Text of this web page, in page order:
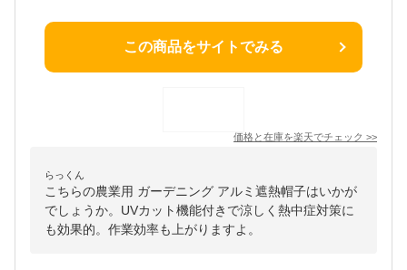
この商品をサイトでみる
価格と在庫を楽天でチェック >>
らっくん
こちらの農業用 ガーデニング アルミ遮熱帽子はいかが
でしょうか。UVカット機能付きで涼しく熱中症対策に
も効果的。作業効率も上がりますよ。